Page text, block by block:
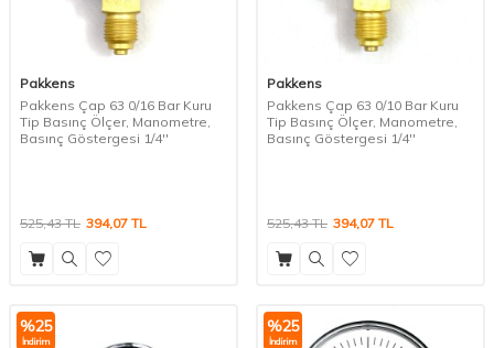
Pakkens
Pakkens Çap 63 0/16 Bar Kuru
Tip Basınç Ölçer, Manometre,
Basınç Göstergesi 1/4''
525,43TL 394,07 TL
Pakkens
Pakkens Çap 63 0/10 Bar Kuru
Tip Basınç Ölçer, Manometre,
Basınç Göstergesi 1/4''
525,43TL 394,07 TL
%25
İndirim
%25
İndirim